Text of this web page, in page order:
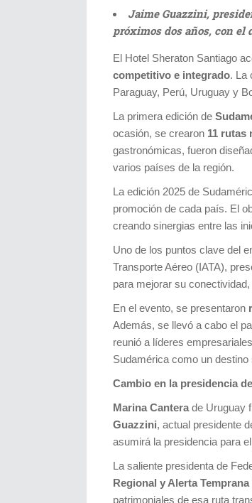
Jaime Guazzini,
próximos dos años, con el
El Hotel Sheraton Santiago
competitivo e integrado. La
Paraguay, Perú, Uruguay y
La primera edición de
ocasión, se crearon 11 rutas
gastronómicas, fueron
varios países de la región.
La edición 2025 de
promoción de cada país. El
creando sinergias entre las
Uno de los puntos clave del
Transporte Aéreo (IATA),
para mejorar su
En el evento, se presentaron
Además, se llevó a cabo el
reunió a líderes
Sudamérica como un destino
Cambio en la presidencia
Marina Cantera de Uruguay
Guazzini, actual presidente
asumirá la presidencia para
La saliente presidenta de
Regional y Alerta Temprana
patrimoniales de esa ruta